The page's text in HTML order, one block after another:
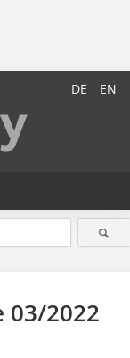
DE EN
03/2022